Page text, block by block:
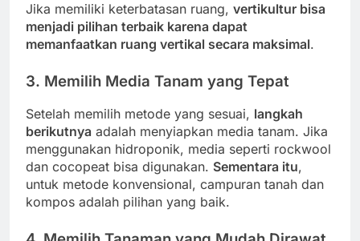
Jika memiliki keterbatasan ruang, vertikultur bisa
menjadi pilihan terbaik karena dapat
memanfaatkan ruang vertikal secara maksimal.
3. Memilih Media Tanam yang Tepat
Setelah memilih metode yang sesuai, langkah
berikutnya adalah menyiapkan media tanam. Jika
menggunakan hidroponik, media seperti rockwool
dan cocopeat bisa digunakan. Sementara itu,
untuk metode konvensional, campuran tanah dan
kompos adalah pilihan yang baik.